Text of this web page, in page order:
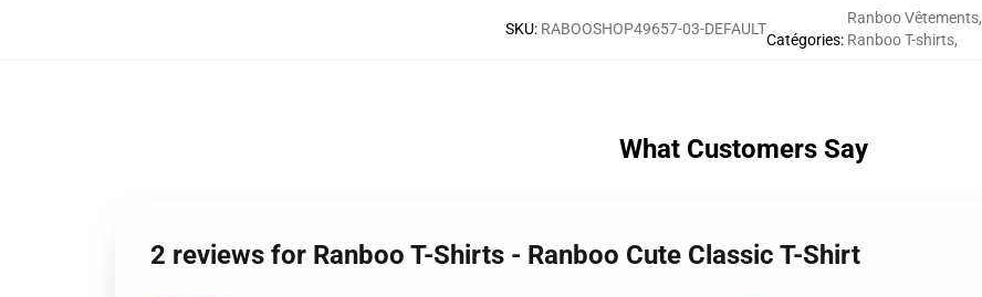
SKU: RABOOSHOP49657-03-DEFAULT
Catégories:
Ranboo Vêtements,
Ranboo T-shirts,
What Customers Say
2 reviews for Ranboo T-Shirts - Ranboo Cute Classic T-Shirt